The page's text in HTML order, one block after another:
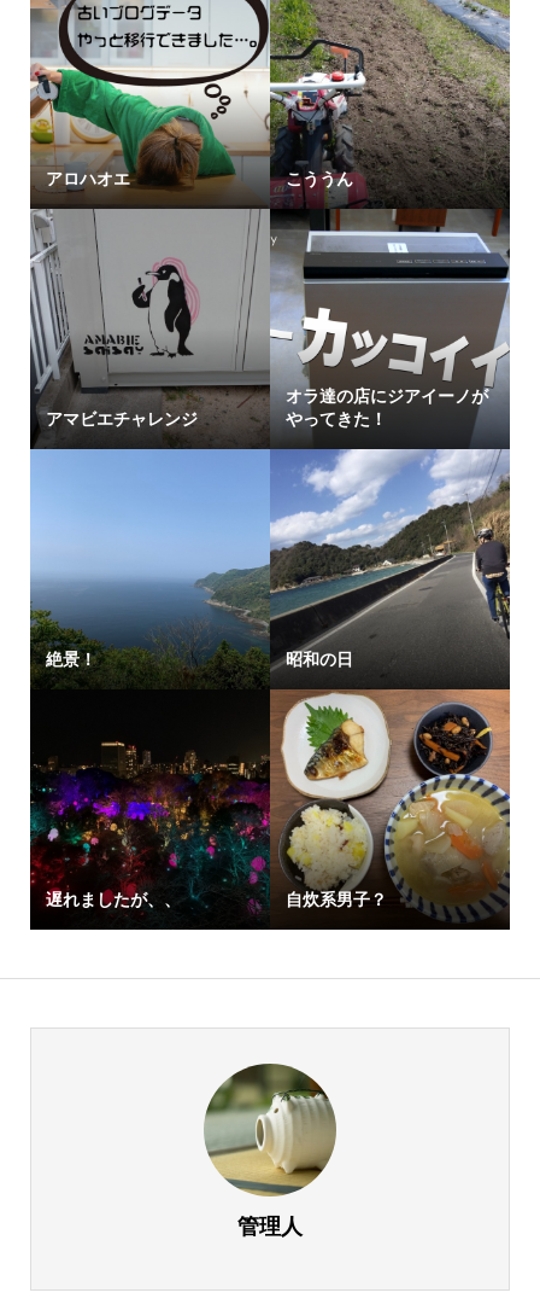
アロハオエ こううん
アマビエチャレンジ
オラ達の店にジアイーノが
やってきた！
絶景！ 昭和の日
遅れましたが、、 自炊系男子？
管理人